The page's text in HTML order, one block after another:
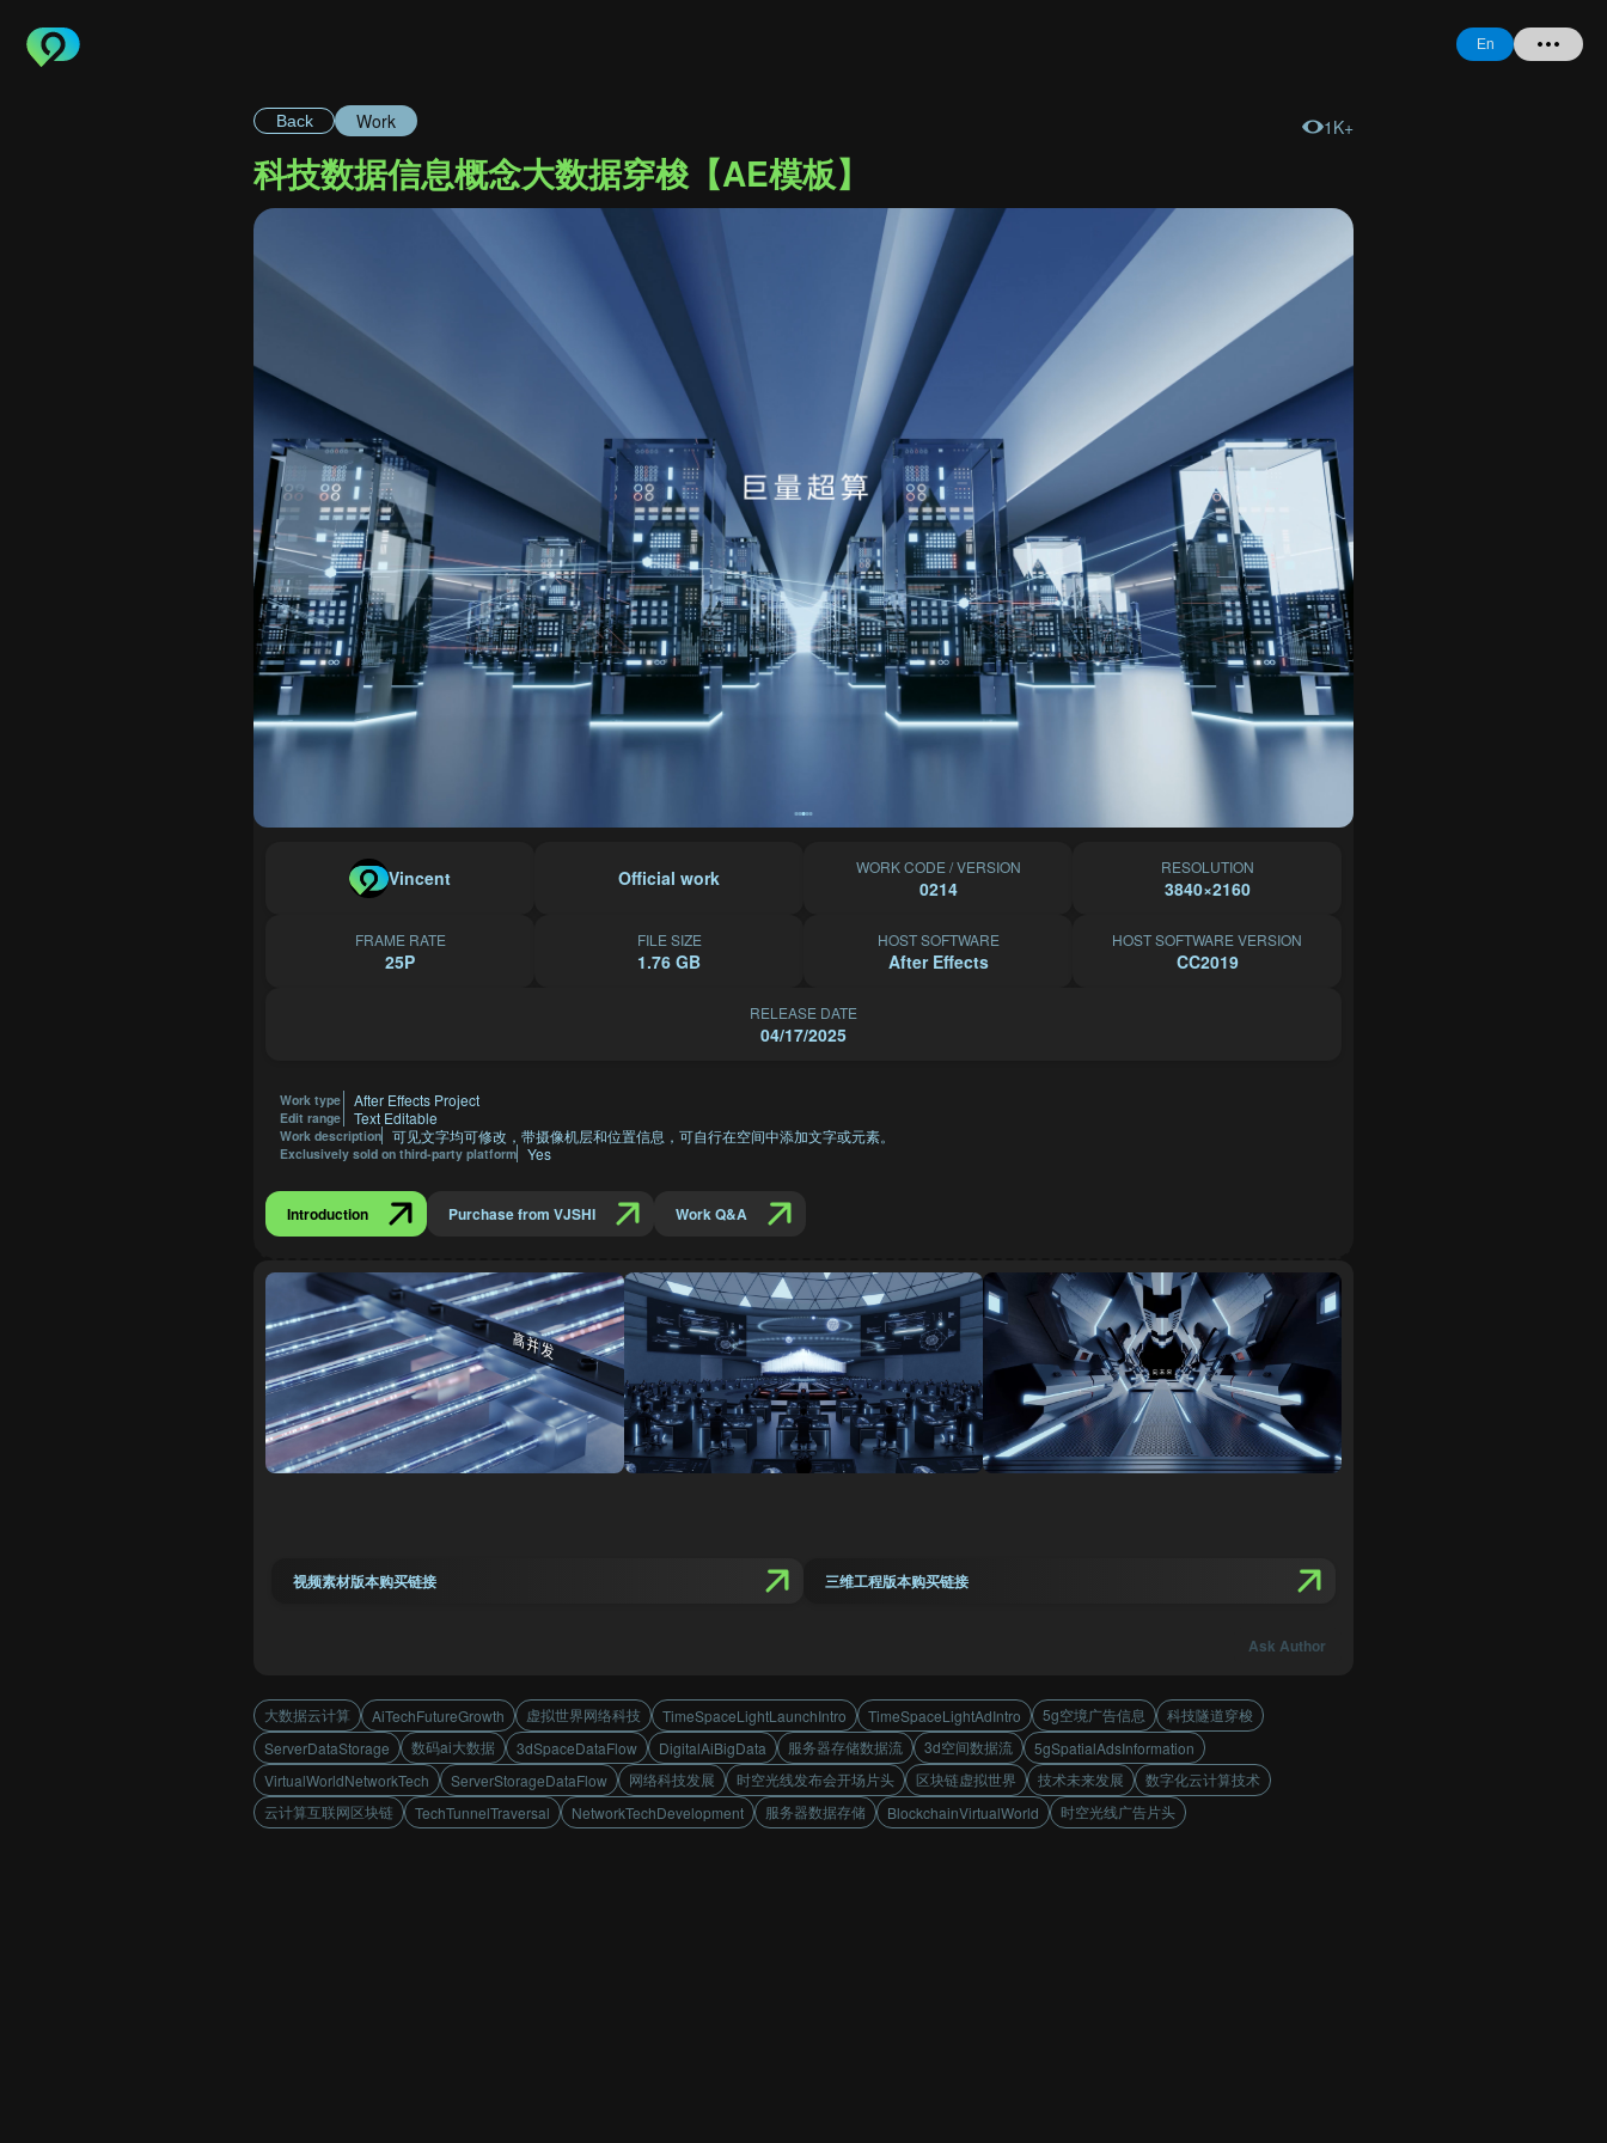
En
Back Work 1K+
科技数据信息概念大数据穿梭【AE模板】
Vincent Official work WORK CODE / VERSION
0214
RESOLUTION
3840×2160
FRAME RATE
25P
FILE SIZE
1.76 GB
HOST SOFTWARE
After Effects
HOST SOFTWARE VERSION
CC2019
RELEASE DATE
04/17/2025
Work type After Effects Project
Edit range Text Editable
Work description 可见文字均可修改，带摄像机层和位置信息，可自行在空间中添加文字或元素。
Exclusively sold on third-party platform Yes
Introduction Purchase from VJSHI Work Q&A
视频素材版本购买链接 三维工程版本购买链接
Ask Author
大数据云计算 AiTechFutureGrowth 虚拟世界网络科技 TimeSpaceLightLaunchIntro TimeSpaceLightAdIntro 5g空境广告信息
科技隧道穿梭
ServerDataStorage
数码ai大数据 3dSpaceDataFlow DigitalAiBigData 服务器存储数据流 3d空间数据流
5gSpatialAdsInformation
VirtualWorldNetworkTech
ServerStorageDataFlow 网络科技发展 时空光线发布会开场片头 区块链虚拟世界 技术未来发展
数字化云计算技术
云计算互联网区块链
TechTunnelTraversal NetworkTechDevelopment 服务器数据存储 BlockchainVirtualWorld 时空光线广告片头